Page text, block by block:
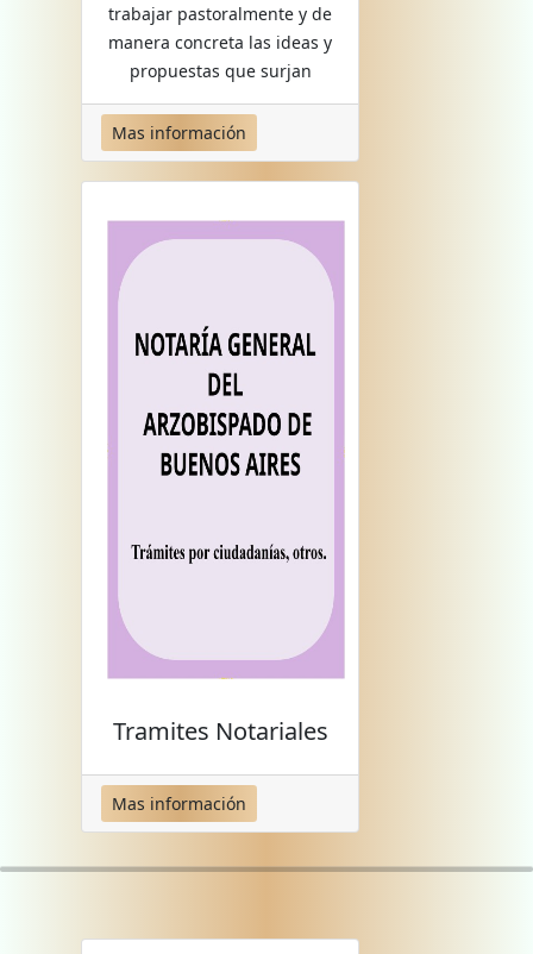
trabajar pastoralmente y de
manera concreta las ideas y
propuestas que surjan
Mas información
Tramites Notariales
Mas información